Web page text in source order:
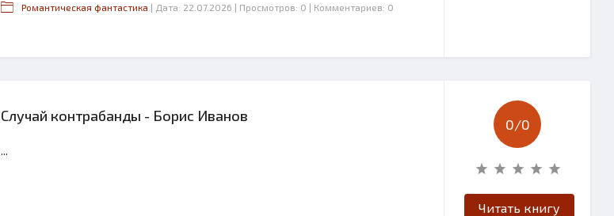
Романтическая фантастика | Дата: 22.07.2026 | Просмотров: 0 | Комментариев: 0
Случай контрабанды - Борис Иванов
...
0/0
Читать книгу